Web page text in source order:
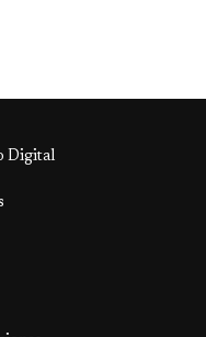
Digital